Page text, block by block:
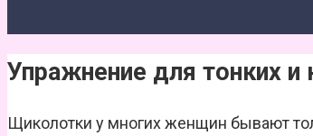
Упражнение для тонких
Щиколотки у многих женщин бывают